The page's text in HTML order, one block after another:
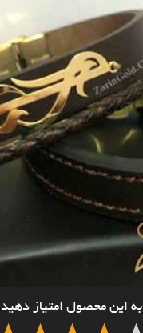
به این محصول امتیاز دهید